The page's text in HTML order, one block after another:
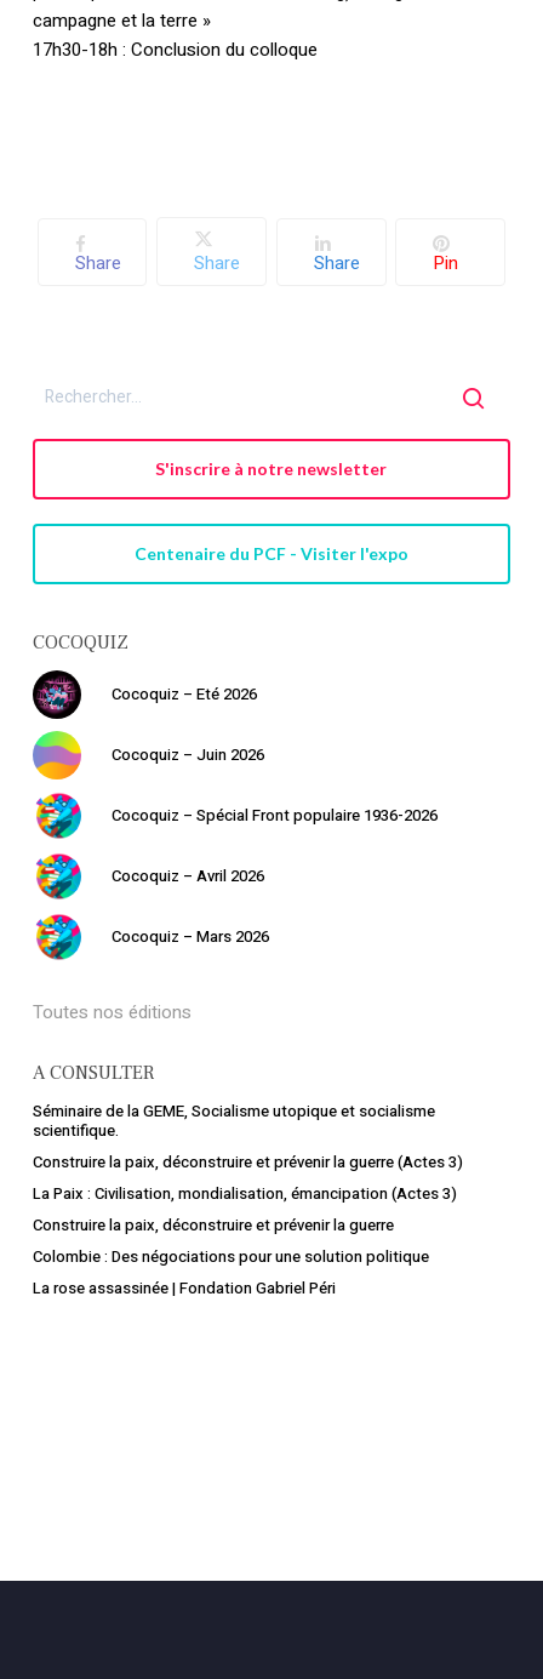
campagne et la terre »
17h30-18h : Conclusion du colloque
Share Share Share Pin
S'inscrire à notre newsletter
Centenaire du PCF - Visiter l'expo
COCOQUIZ
Cocoquiz – Eté 2026
Cocoquiz – Juin 2026
Cocoquiz – Spécial Front populaire 1936-2026
Cocoquiz – Avril 2026
Cocoquiz – Mars 2026
Toutes nos éditions
A CONSULTER
Séminaire de la GEME, Socialisme utopique et socialisme
scientifique.
Construire la paix, déconstruire et prévenir la guerre (Actes 3)
La Paix : Civilisation, mondialisation, émancipation (Actes 3)
Construire la paix, déconstruire et prévenir la guerre
Colombie : Des négociations pour une solution politique
La rose assassinée | Fondation Gabriel Péri